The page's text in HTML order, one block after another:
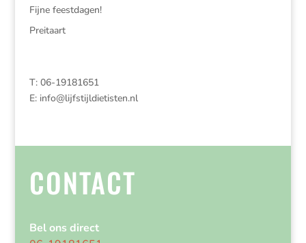
Fijne feestdagen!
Preitaart
T: 06-19181651
E: info@lijfstijldietisten.nl
CONTACT
Bel ons direct